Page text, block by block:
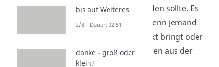
unterbrochen werden sollte. Es
wird oft benutzt, wenn jemand
etwas auf den Punkt bringt oder
etwas sagt, das vielen aus der
bis auf Weiteres
2/8 – Dauer: 02:51
danke - groß oder
klein?